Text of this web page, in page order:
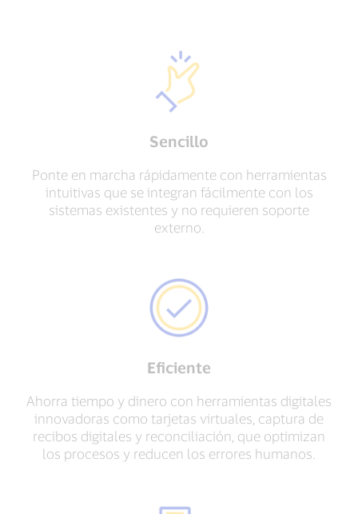
Sencillo
Ponte en marcha rápidamente con herramientas
intuitivas que se integran fácilmente con los
sistemas existentes y no requieren soporte
externo.
Eficiente
Ahorra tiempo y dinero con herramientas digitales
innovadoras como tarjetas virtuales, captura de
recibos digitales y reconciliación, que optimizan
los procesos y reducen los errores humanos.